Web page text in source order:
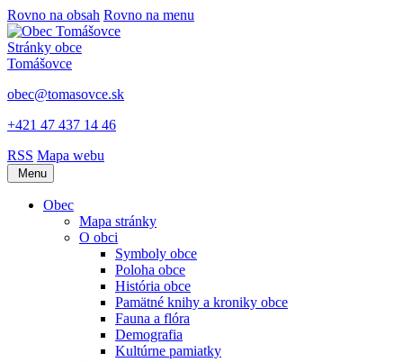
Rovno na obsah Rovno na menu
Stránky obce
Tomášovce
obec@tomasovce.sk
+421 47 437 14 46
RSS Mapa webu
Menu
Obec
Mapa stránky
O obci
Symboly obce
Poloha obce
História obce
Pamätné knihy a kroniky obce
Fauna a flóra
Demografia
Kultúrne pamiatky